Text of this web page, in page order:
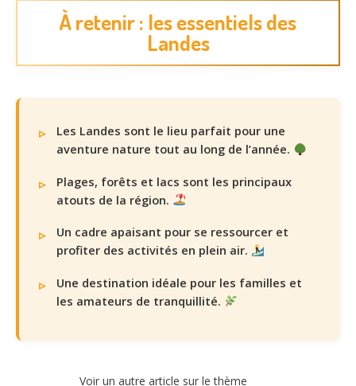
À retenir : les essentiels des
Landes
Les Landes sont le lieu parfait pour une
aventure nature tout au long de l’année.
Plages, forêts et lacs sont les principaux
atouts de la région.
Un cadre apaisant pour se ressourcer et
profiter des activités en plein air.
Une destination idéale pour les familles et
les amateurs de tranquillité.
Voir un autre article sur le thème